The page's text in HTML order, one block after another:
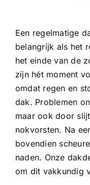
Een regelmatige
belangrijk als het
het einde van de
zijn hét moment
omdat regen en
dak. Problemen
maar ook door
nokvorsten. Na
bovendien
naden. Onze
om dit vakkundig